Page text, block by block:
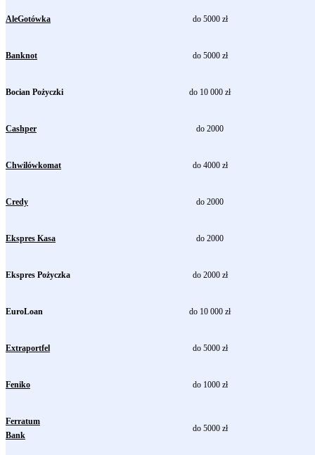
AleGotówka do 5000 zł
Banknot do 5000 zł
Bocian Pożyczki do 10 000 zł
Cashper do 2000
Chwilówkomat do 4000 zł
Credy do 2000
Ekspres Kasa do 2000
Ekspres Pożyczka do 2000 zł
EuroLoan do 10 000 zł
Extraportfel do 5000 zł
Feniko do 1000 zł
Ferratum
Bank
do 5000 zł